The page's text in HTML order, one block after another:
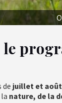
le
de juillet et août
nature, de la